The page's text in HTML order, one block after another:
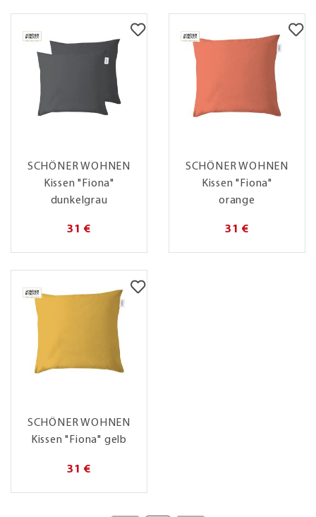
SCHÖNER WOHNEN
Kissen "Fiona"
dunkelgrau
31 €
SCHÖNER WOHNEN
Kissen "Fiona"
orange
31 €
SCHÖNER WOHNEN
Kissen "Fiona" gelb
31 €